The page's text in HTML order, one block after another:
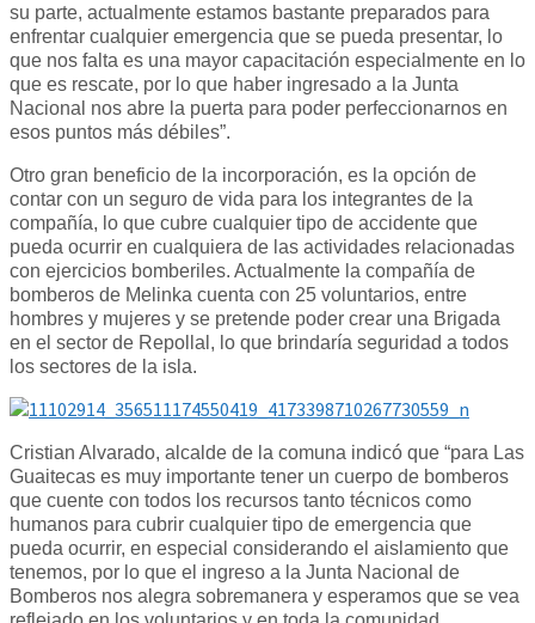
su parte, actualmente estamos bastante preparados para
enfrentar cualquier emergencia que se pueda presentar, lo
que nos falta es una mayor capacitación especialmente en lo
que es rescate, por lo que haber ingresado a la Junta
Nacional nos abre la puerta para poder perfeccionarnos en
esos puntos más débiles”.
Otro gran beneficio de la incorporación, es la opción de
contar con un seguro de vida para los integrantes de la
compañía, lo que cubre cualquier tipo de accidente que
pueda ocurrir en cualquiera de las actividades relacionadas
con ejercicios bomberiles. Actualmente la compañía de
bomberos de Melinka cuenta con 25 voluntarios, entre
hombres y mujeres y se pretende poder crear una Brigada
en el sector de Repollal, lo que brindaría seguridad a todos
los sectores de la isla.
Cristian Alvarado, alcalde de la comuna indicó que “para Las
Guaitecas es muy importante tener un cuerpo de bomberos
que cuente con todos los recursos tanto técnicos como
humanos para cubrir cualquier tipo de emergencia que
pueda ocurrir, en especial considerando el aislamiento que
tenemos, por lo que el ingreso a la Junta Nacional de
Bomberos nos alegra sobremanera y esperamos que se vea